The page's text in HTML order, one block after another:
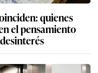
quienes
el pensamiento